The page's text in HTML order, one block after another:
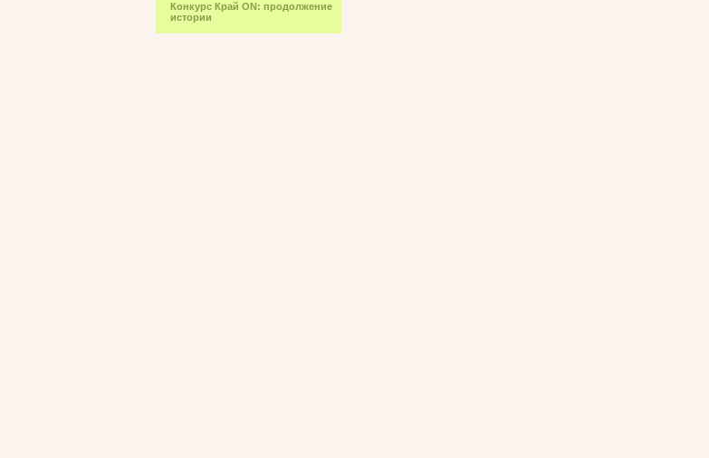
Конкурс Край ON: продолжение
истории